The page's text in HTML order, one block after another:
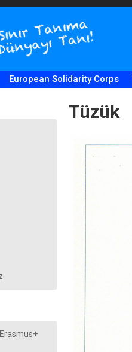
European Solidarity Corps
Tüzük